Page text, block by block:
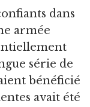
dans
armée
série de
bénéficié
avait été